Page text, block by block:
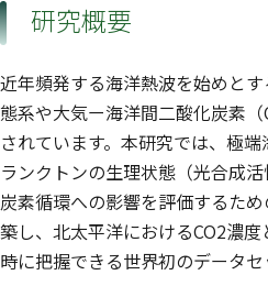
研究概要
近年頻発する海洋熱波を始めと
態系や大気ー海洋間二酸化炭素
されています。本研究では、極
ランクトンの生理状態（光合成
炭素循環への影響を評価するた
築し、北太平洋におけるCO2濃
時に把握できる世界初のデータセ